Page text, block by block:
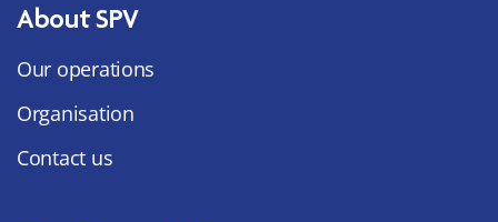
About SPV
Our operations
Organisation
Contact us